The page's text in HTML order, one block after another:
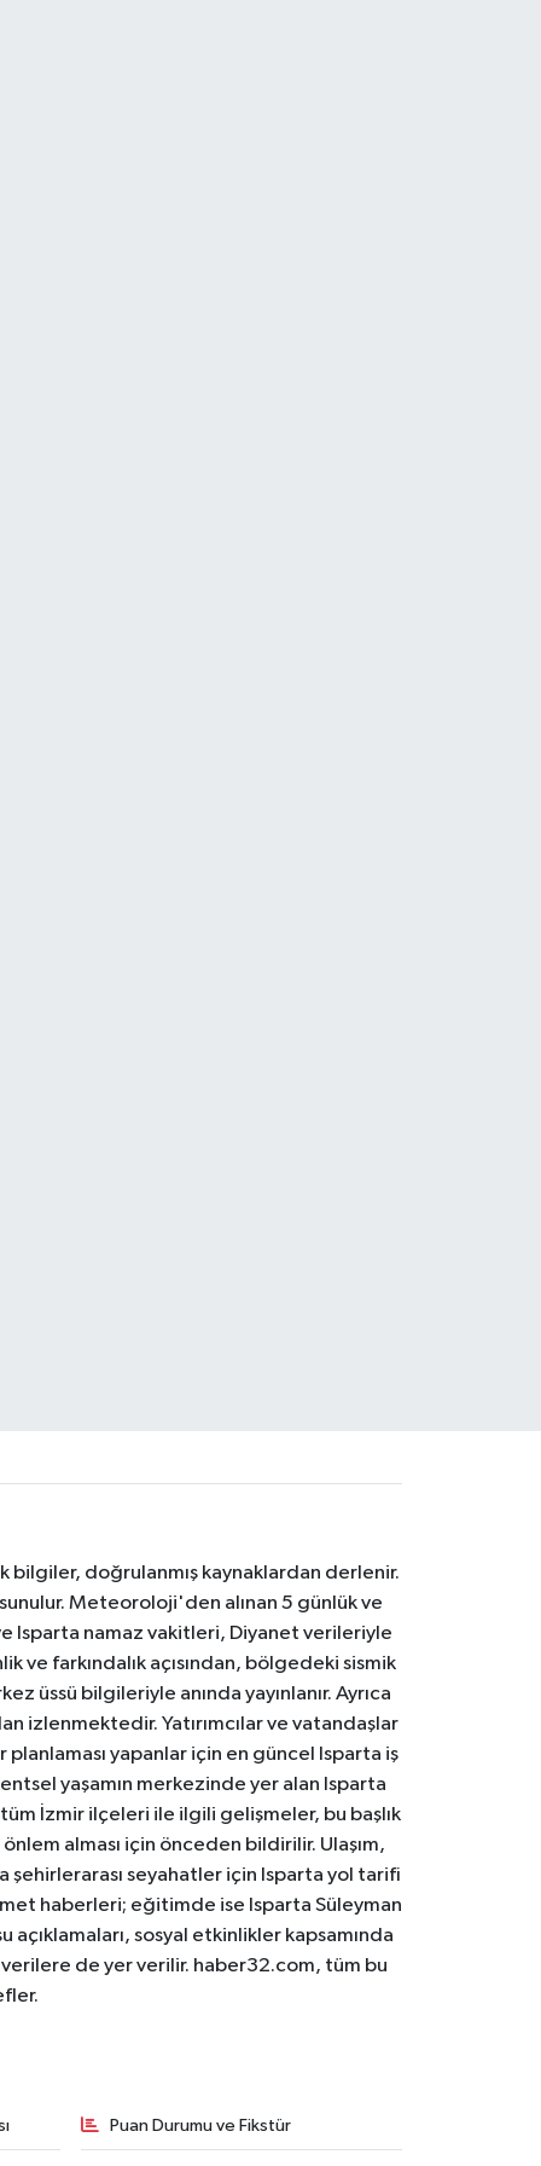
bilgiler, doğrulanmış kaynaklardan derlenir.
Meteoroloji'den alınan 5 günlük ve
Isparta namaz vakitleri, Diyanet verileriyle
ve farkındalık açısından, bölgedeki sismik
üssü bilgileriyle anında yayınlanır. Ayrıca
izlenmektedir. Yatırımcılar ve vatandaşlar
planlaması yapanlar için en güncel Isparta iş
yaşamın merkezinde yer alan Isparta
tüm İzmir ilçeleri ile ilgili gelişmeler, bu başlık
alması için önceden bildirilir. Ulaşım,
şehirlerarası seyahatler için Isparta yol tarifi
haberleri; eğitimde ise Isparta Süleyman
sosyal etkinlikler kapsamında
de yer verilir. haber32.com, tüm bu
Puan Durumu ve Fikstür